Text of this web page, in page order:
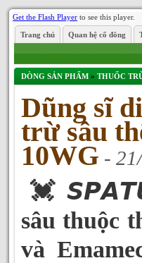
Get the Flash Player to see this player.
Trang chủ Quan hệ cổ đông
DÒNG SẢN PHẨM » THUỐC
Dũng sĩ
trừ sâu
10WG -
💓
sâu thuộc
và